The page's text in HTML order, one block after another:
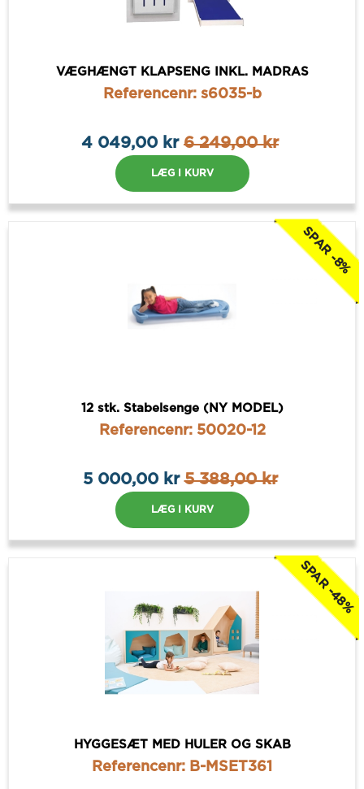
VÆGHÆNGT KLAPSENG INKL. MADRAS
Referencenr: s6035-b
4 049,00 kr 6 249,00 kr
LÆG I KURV
SPAR -8%
12 stk. Stabelsenge (NY MODEL)
Referencenr: 50020-12
5 000,00 kr5 388,00 kr
LÆG I KURV
SPAR -48%
HYGGESÆT MED HULER OG SKAB
Referencenr: B-MSET361